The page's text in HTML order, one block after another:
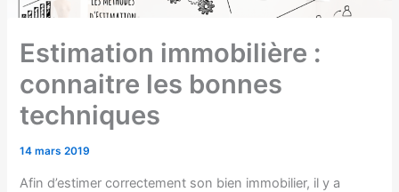
Estimation immobilière :
connaitre les bonnes
techniques
14 mars 2019
Afin d’estimer correctement son bien immobilier, il y a